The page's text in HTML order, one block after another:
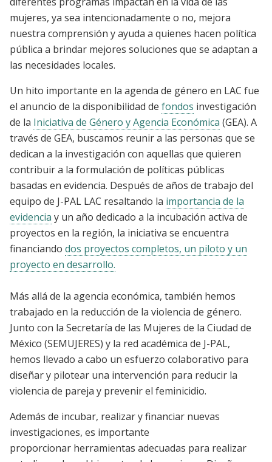
mujeres, ya sea intencionadamente o no, mejora
nuestra comprensión y ayuda a quienes hacen política
pública a brindar mejores soluciones que se adaptan a
las necesidades locales.
Un hito importante en la agenda de género en LAC fue
el anuncio de la disponibilidad de fondos investigación
de la Iniciativa de Género y Agencia Económica (GEA). A
través de GEA, buscamos reunir a las personas que se
dedican a la investigación con aquellas que quieren
contribuir a la formulación de políticas públicas
basadas en evidencia. Después de años de trabajo del
equipo de J-PAL LAC resaltando la importancia de la
evidencia y un año dedicado a la incubación activa de
proyectos en la región, la iniciativa se encuentra
financiando dos proyectos completos, un piloto y un
proyecto en desarrollo.
Más allá de la agencia económica, también hemos
trabajado en la reducción de la violencia de género.
Junto con la Secretaría de las Mujeres de la Ciudad de
México (SEMUJERES) y la red académica de J-PAL,
hemos llevado a cabo un esfuerzo colaborativo para
diseñar y pilotear una intervención para reducir la
violencia de pareja y prevenir el feminicidio.
Además de incubar, realizar y financiar nuevas
investigaciones, es importante
proporcionar herramientas adecuadas para realizar